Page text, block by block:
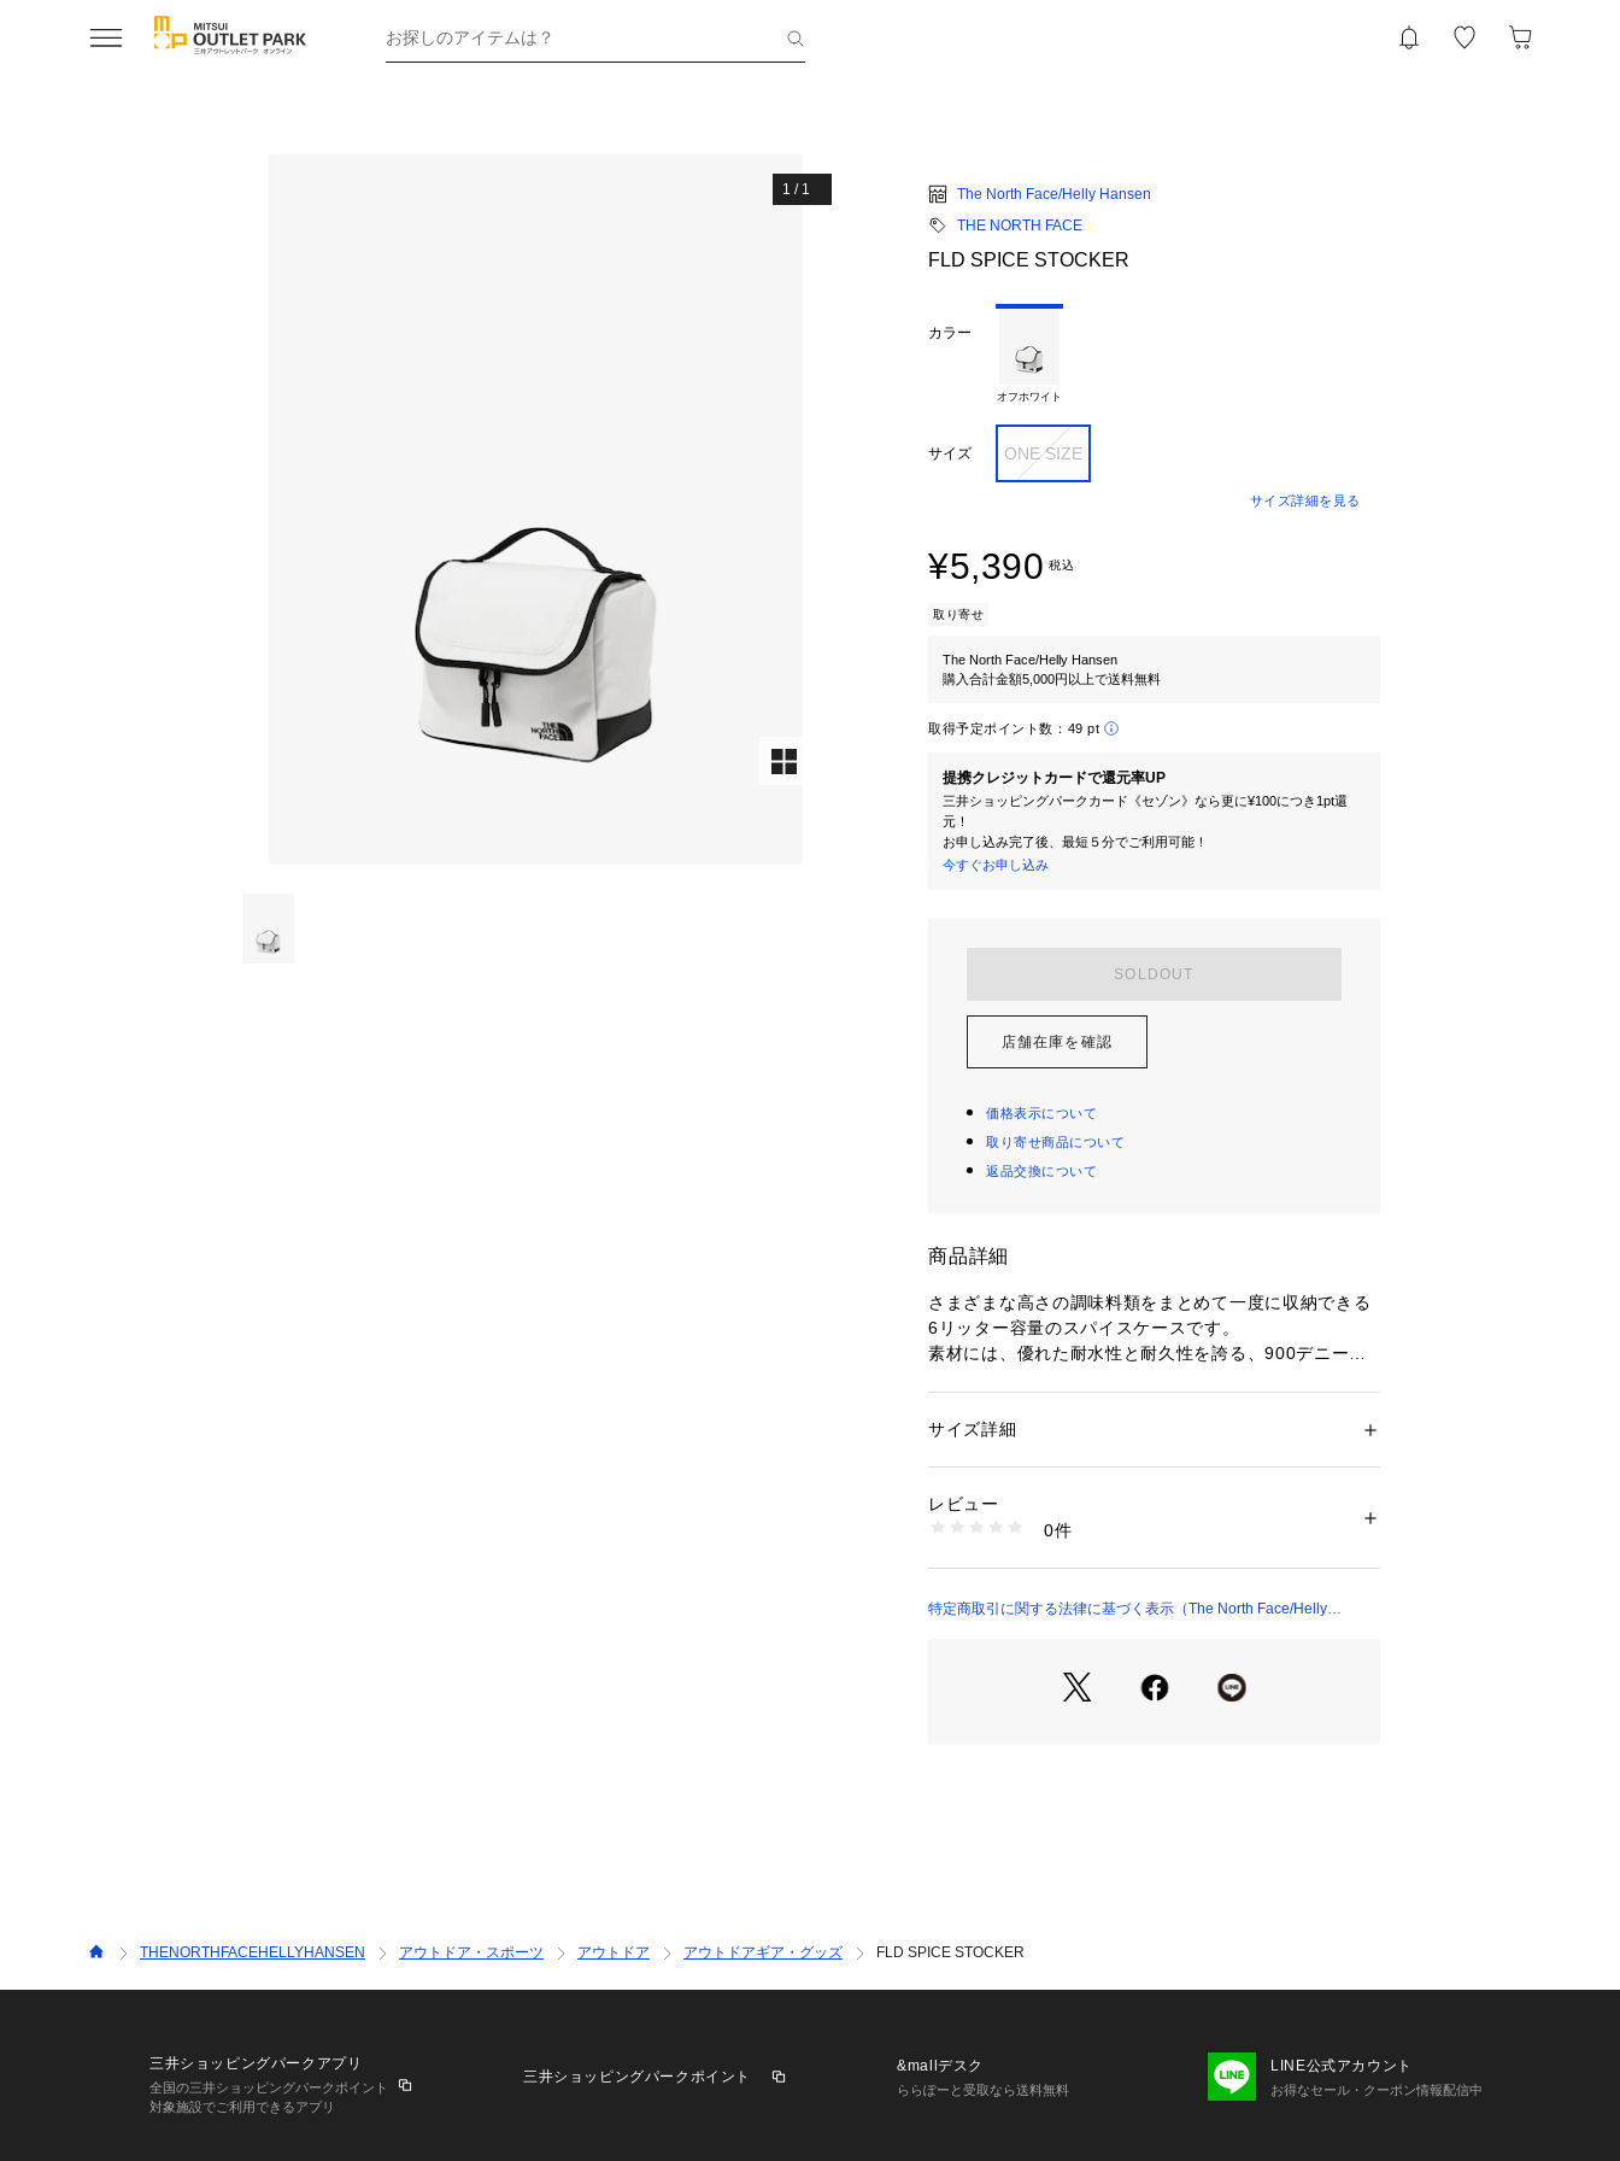
お探しのアイテムは？
1 / 1
The North Face/Helly Hansen
THE NORTH FACE
FLD SPICE STOCKER
カラー
オフホワイト
サイズ ONE SIZE
サイズ詳細を見る
¥5,390 税込
取り寄せ
The North Face/Helly Hansen
購入合計金額5,000円以上で送料無料
取得予定ポイント数： 49 pt
提携クレジットカードで還元率UP
三井ショッピングパークカード《セゾン》なら更に¥100につき1pt還
元！
お申し込み完了後、最短５分でご利用可能！
今すぐお申し込み
SOLDOUT
店舗在庫を確認
価格表示について
取り寄せ商品について
返品交換について
商品詳細
さまざまな高さの調味料類をまとめて一度に収納できる
6リッター容量のスパイスケースです。
素材には、優れた耐水性と耐久性を誇る、900デニール
の仕分けに便利な調整可能ディバイダーを設け、メッシ
TPEラミネート面を内側に配置することで、汚れの掃除
も簡単。本体内部のキャリーループは、蓋を開けたまま
ものに防水を保証したものではありません。
性別：レディース
1077100000010
サイズ詳細
レビュー
0件
特定商取引に関する法律に基づく表示（The North Face/Helly
THENORTHFACEHELLYHANSEN アウトドア・スポーツ アウトドア アウトドアギア・グッズ FLD SPICE STOCKER
三井ショッピングパークアプリ
全国の三井ショッピングパークポイント
対象施設でご利用できるアプリ
三井ショッピングパークポイント
&mallデスク
ららぽーと受取なら送料無料
LINE公式アカウント
お得なセール・クーポン情報配信中